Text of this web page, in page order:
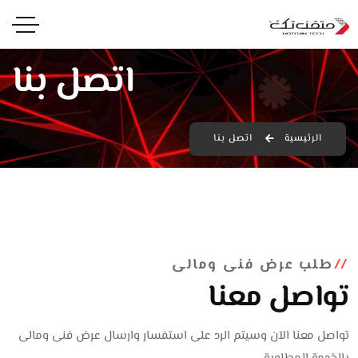
اتصل بنا
الرئيسية اتصل بنا
طلب عرض فنى ومالى
تواصل معنا
تواصل معنا الآن وسيتم الرد على استفسار وارسال عرض فنى ومالى